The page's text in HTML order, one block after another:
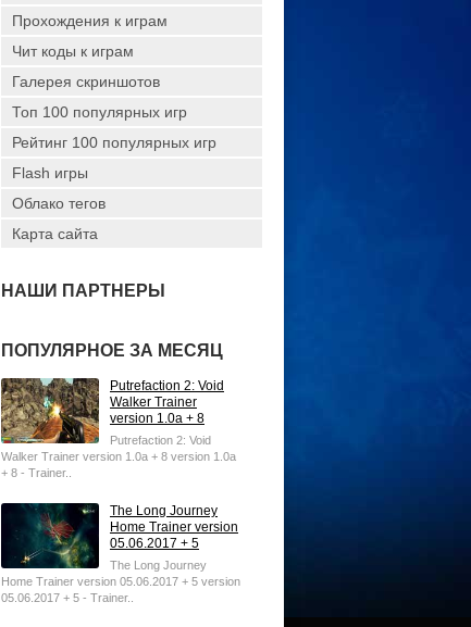
Прохождения к играм
Чит коды к играм
Галерея скриншотов
Топ 100 популярных игр
Рейтинг 100 популярных игр
Flash игры
Облако тегов
Карта сайта
НАШИ ПАРТНЕРЫ
ПОПУЛЯРНОЕ ЗА МЕСЯЦ
Putrefaction 2: Void
Walker Trainer
version 1.0a + 8
Putrefaction 2: Void
Walker Trainer version 1.0a + 8 version 1.0a
+ 8 - Trainer..
The Long Journey
Home Trainer version
05.06.2017 + 5
The Long Journey
Home Trainer version 05.06.2017 + 5 version
05.06.2017 + 5 - Trainer..